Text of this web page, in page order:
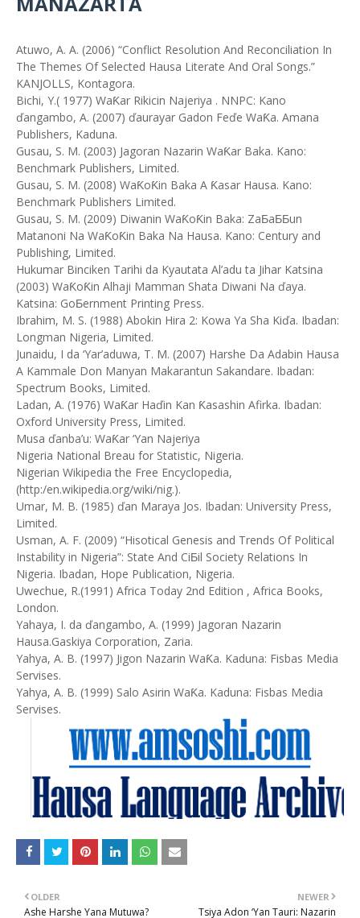
Atuwo, A. A. (2006) “Conflict Resolution And Reconciliation In
The Themes Of Selected Hausa Literate And Oral Songs.”
KANJOLLS, Kontagora.
Bichi, Y.( 1977) WaƘar Rikicin Najeriya . NNPC: Kano
ďangambo, A. (2007) ďaurayar Gadon Feďe WaƘa. Amana
Publishers, Kaduna.
Gusau, S. M. (2003) Jagoran Nazarin WaƘar Baka. Kano:
Benchmark Publishers, Limited.
Gusau, S. M. (2008) WaƘoƘin Baka A Ƙasar Hausa. Kano:
Benchmark Publishers Limited.
Gusau, S. M. (2009) Diwanin WaƘoƘin Baka: ZaƂaƂƂun
Matanoni Na WaƘoƘin Baka Na Hausa. Kano: Century and
Publishing, Limited.
Hukumar Binciken Tarihi da Kyautata Al’adu ta Jihar Katsina
(2003) WaƘoƘin Alhaji Mamman Shata Diwani Na ďaya.
Katsina: GoƂernment Printing Press.
Ibrahim, M. S. (1988) Abokin Hira 2: Kowa Ya Sha Kiďa. Ibadan:
Longman Nigeria, Limited.
Junaidu, I da ‘Yar’aduwa, T. M. (2007) Harshe Da Adabin Hausa
A Kammale Don Manyan Makarantun Sakandare. Ibadan:
Spectrum Books, Limited.
Ladan, A. (1976) WaƘar Haďin Kan Ƙasashin Afirka. Ibadan:
Oxford University Press, Limited.
Musa ďanba’u: WaƘar ‘Yan Najeriya
Nigeria National Breau for Statistic, Nigeria.
Nigerian Wikipedia the Free Encyclopedia,
(http:/en.wikipedia.org/wiki/nig.).
Umar, M. B. (1985) ďan Maraya Jos. Ibadan: University Press,
Limited.
Usman, A. F. (2009) “Hisotical Genesis and Trends Of Political
Instability in Nigeria”: State And CiƂil Society Relations In
Nigeria. Ibadan, Hope Publication, Nigeria.
Uwechue, R.(1991) Africa Today 2nd Edition , Africa Books,
London.
Yahaya, I. da ďangambo, A. (1999) Jagoran Nazarin
Hausa.Gaskiya Corporation, Zaria.
Yahya, A. B. (1997) Jigon Nazarin WaƘa. Kaduna: Fisbas Media
Servises.
Yahya, A. B. (1999) Salo Asirin WaƘa. Kaduna: Fisbas Media
Servises.
NEWER
Tsiya Adon ‘Yan Tauri: Nazarin
OLDER
Ashe Harshe Yana Mutuwa?